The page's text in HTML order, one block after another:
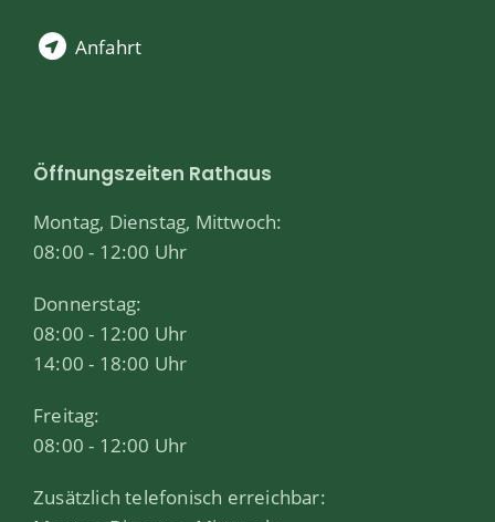
Anfahrt
Öffnungszeiten Rathaus
Montag, Dienstag, Mittwoch:
08:00 - 12:00 Uhr
Donnerstag:
08:00 - 12:00 Uhr
14:00 - 18:00 Uhr
Freitag:
08:00 - 12:00 Uhr
Zusätzlich telefonisch erreichbar: